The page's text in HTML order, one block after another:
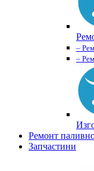
–
–
Ремонт
Запчастини